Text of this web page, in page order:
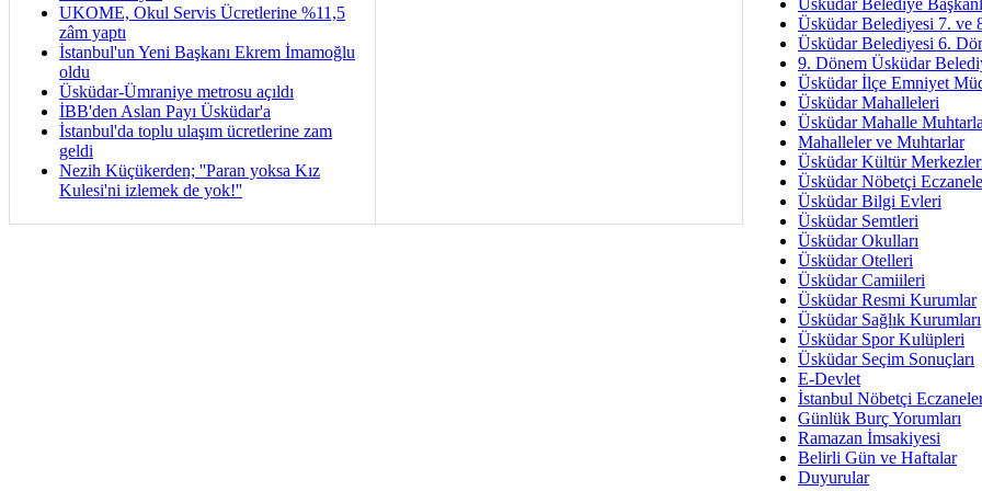
UKOME, Okul Servis Ücretlerine %11,5
zâm yaptı
İstanbul'un Yeni Başkanı Ekrem İmamoğlu
oldu
Üsküdar-Ümraniye metrosu açıldı
İBB'den Aslan Payı Üsküdar'a
İstanbul'da toplu ulaşım ücretlerine zam
geldi
Nezih Küçükerden; ''Paran yoksa Kız
Kulesi'ni izlemek de yok!''
İmar Sorunlarının Genel
Arakan
Bayramın
Ruhsal
Üsküdar
Üsküdar Belediye
Üsküdar Belediyesi 7. ve
Üsküdar Belediyesi 6.
9. Dönem Üsküdar
Üsküdar İlçe Emniyet
Üsküdar Mahalleleri
Üsküdar Mahalle
Mahalleler ve Muhtarlar
Üsküdar Kültür
Üsküdar Nöbetçi
Üsküdar Bilgi Evleri
Üsküdar Semtleri
Üsküdar Okulları
Üsküdar Otelleri
Üsküdar Camiileri
Üsküdar Resmi Kurumlar
Üsküdar Sağlık Kurumları
Üsküdar Spor Kulüpleri
Üsküdar Seçim Sonuçları
E-Devlet
İstanbul Nöbetçi
Günlük Burç Yorumları
Ramazan İmsakiyesi
Belirli Gün ve Haftalar
Duyurular